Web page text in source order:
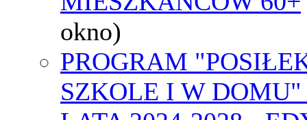
okno)
PROGRAM
SZKOLE I W